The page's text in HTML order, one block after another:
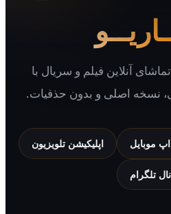
فیلم و سریال با
و بدون حذفیات.
اپلیکیشن تلویزیون